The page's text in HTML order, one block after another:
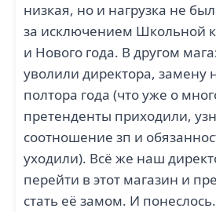
низкая, но и нагрузка не
за исключением Школьной
и Нового года. В другом
уволили директора, замену
полтора года (что уже о
претенденты приходили,
соотношение зп и
уходили). Всё же наш
перейти в этот магазин и
стать её замом. И